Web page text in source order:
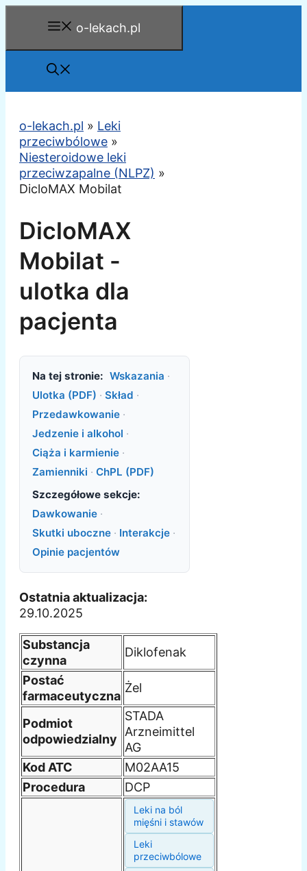
o-lekach.pl
o-lekach.pl » Leki
przeciwbólowe »
Niesteroidowe leki
przeciwzapalne (NLPZ) »
DicloMAX Mobilat
DicloMAX
Mobilat -
ulotka dla
pacjenta
Na tej stronie: Wskazania ·
Ulotka (PDF) · Skład ·
Przedawkowanie ·
Jedzenie i alkohol ·
Ciąża i karmienie ·
Zamienniki · ChPL (PDF)
Szczegółowe sekcje:
Dawkowanie ·
Skutki uboczne · Interakcje ·
Opinie pacjentów
Ostatnia aktualizacja:
29.10.2025
Substancja
czynna
Diklofenak
Postać
farmaceutyczna
Żel
Podmiot
odpowiedzialny
STADA
Arzneimittel
AG
Kod ATC
M02AA15
Procedura
DCP
Leki na ból
mięśni i stawów
Leki
przeciwbólowe